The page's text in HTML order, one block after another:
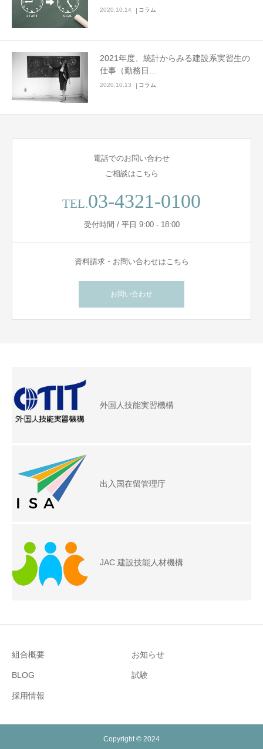
2020.10.14 コラム
2021年度、統計からみる建設系実習生の
仕事（勤務日…
2020.10.13 コラム
電話でのお問い合わせ
ご相談はこちら
TEL.03-4321-0100
受付時間 / 平日 9:00 - 18:00
資料請求・お問い合わせはこちら
お問い合わせ
外国人技能実習機構
出入国在留管理庁
JAC 建設技能人材機構
組合概要 お知らせ
BLOG 試験
採用情報
Copyright © 2024